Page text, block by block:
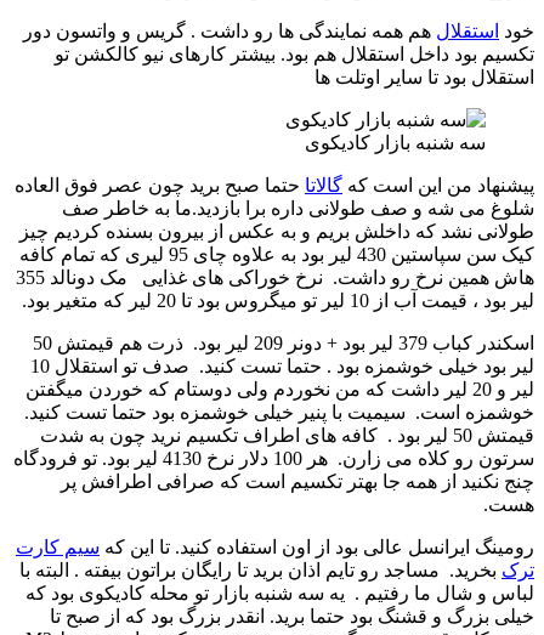
خود استقلال هم همه نمایندگی ها رو داشت . گریس و واتسون دور
تکسیم بود داخل استقلال هم بود. بیشتر کارهای نیو کالکشن تو
استقلال بود تا سایر اوتلت ها
سه شنبه بازار کادیکوی
پیشنهاد من این است که گالاتا حتما صبح برید چون عصر فوق العاده
شلوغ می شه و صف طولانی داره برا بازدید.ما به خاطر صف
طولانی نشد که داخلش بریم و به عکس از بیرون بسنده کردیم چیز
کیک سن سپاستین 430 لیر بود به علاوه چای 95 لیری که تمام کافه
هاش همین نرخ رو داشت. نرخ خوراکی های غذایی مک دونالد 355
لیر بود ، قیمت آب از 10 لیر تو میگروس بود تا 20 لیر که متغیر بود.
اسکندر کباب 379 لیر بود + دونر 209 لیر بود. ذرت هم قیمتش 50
لیر بود خیلی خوشمزه بود . حتما تست کنید. صدف تو استقلال 10
لیر و 20 لیر داشت که من نخوردم ولی دوستام که خوردن میگفتن
خوشمزه است. سیمیت با پنیر خیلی خوشمزه بود حتما تست کنید.
قیمتش 50 لیر بود . کافه های اطراف تکسیم نرید چون به شدت
سرتون رو کلاه می زارن. هر 100 دلار نرخ 4130 لیر بود. تو فرودگاه
چنج نکنید از همه جا بهتر تکسیم است که صرافی اطرافش پر
هست.
رومینگ ایرانسل عالی بود از اون استفاده کنید. تا این که سیم کارت
ترک بخرید. مساجد رو تایم اذان برید تا رایگان براتون بیفته . البته با
لباس و شال ما رفتیم . یه سه شنبه بازار تو محله کادیکوی بود که
خیلی بزرگ و قشنگ بود حتما برید. انقدر بزرگ بود که از صبح تا